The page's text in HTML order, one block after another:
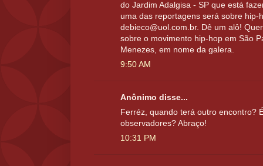
do Jardim Adalgisa - SP que está
uma das reportagens será sobre hip-
debieco@uol.com.br. Dê um alô!
sobre o movimento hip-hop em São
Menezes, em nome da galera.
9:50 AM
Anônimo disse...
Ferréz, quando terá outro encontro?
observadores? Abraço!
10:31 PM